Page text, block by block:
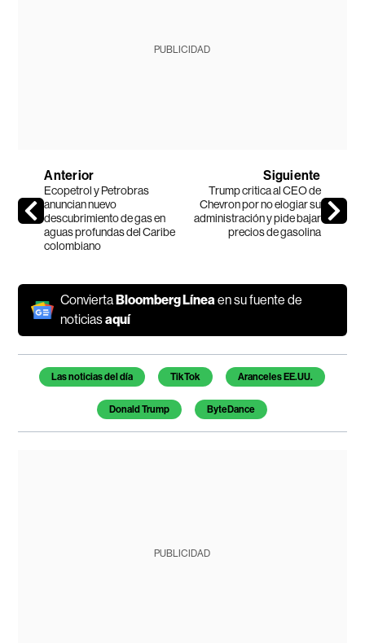
PUBLICIDAD
Anterior
Ecopetrol y Petrobras
anuncian nuevo
descubrimiento de gas en
aguas profundas del Caribe
colombiano
Siguiente
Trump critica al CEO de
Chevron por no elogiar su
administración y pide bajar
precios de gasolina
ConviertaBloomberg Líneaen su fuente de
noticiasaquí
Temas de este artículo
Las noticias del día TikTok Aranceles EE.UU.
Donald Trump ByteDance
PUBLICIDAD